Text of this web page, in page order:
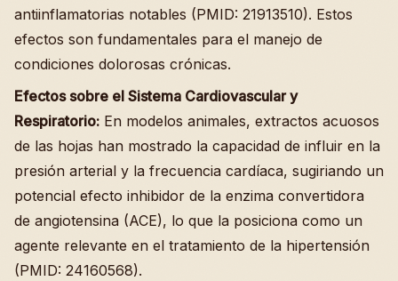
antiinflamatorias notables (PMID: 21913510). Estos
efectos son fundamentales para el manejo de
condiciones dolorosas crónicas.
Efectos sobre el Sistema Cardiovascular y
Respiratorio: En modelos animales, extractos acuosos
de las hojas han mostrado la capacidad de influir en la
presión arterial y la frecuencia cardíaca, sugiriando un
potencial efecto inhibidor de la enzima convertidora
de angiotensina (ACE), lo que la posiciona como un
agente relevante en el tratamiento de la hipertensión
(PMID: 24160568).